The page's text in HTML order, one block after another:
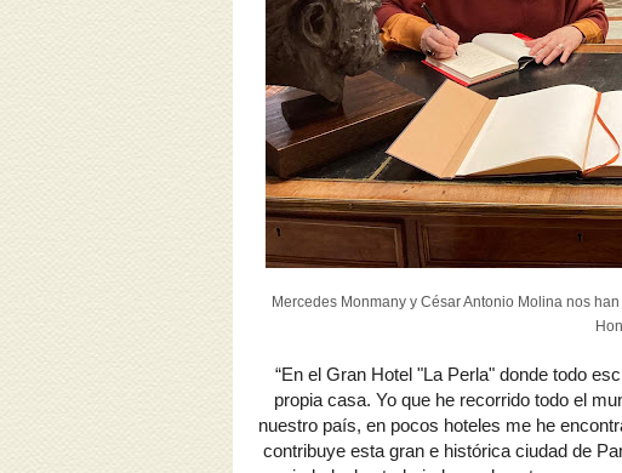
Mercedes Monmany y César Antonio Molina nos
“En el Gran Hotel "La Perla" donde todo
propia casa. Yo que he recorrido todo el
nuestro país, en pocos hoteles me he
contribuye esta gran e histórica ciudad de